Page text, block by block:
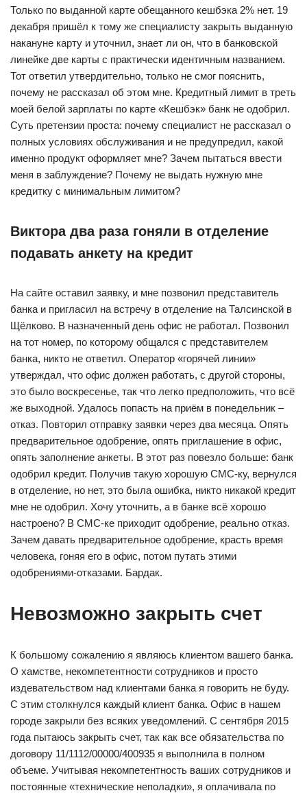
Только по выданной карте обещанного кешбэка 2% нет. 19
декабря пришёл к тому же специалисту закрыть выданную
накануне карту и уточнил, знает ли он, что в банковской
линейке две карты с практически идентичным названием.
Тот ответил утвердительно, только не смог пояснить,
почему не рассказал об этом мне. Кредитный лимит в треть
моей белой зарплаты по карте «Кешбэк» банк не одобрил.
Суть претензии проста: почему специалист не рассказал о
полных условиях обслуживания и не предупредил, какой
именно продукт оформляет мне? Зачем пытаться ввести
меня в заблуждение? Почему не выдать нужную мне
кредитку с минимальным лимитом?
Виктора два раза гоняли в отделение
подавать анкету на кредит
На сайте оставил заявку, и мне позвонил представитель
банка и пригласил на встречу в отделение на Талсинской в
Щёлково. В назначенный день офис не работал. Позвонил
на тот номер, по которому общался с представителем
банка, никто не ответил. Оператор «горячей линии»
утверждал, что офис должен работать, с другой стороны,
это было воскресенье, так что легко предположить, что всё
же выходной. Удалось попасть на приём в понедельник –
отказ. Повторил отправку заявки через два месяца. Опять
предварительное одобрение, опять приглашение в офис,
опять заполнение анкеты. В этот раз повезло больше: банк
одобрил кредит. Получив такую хорошую СМС-ку, вернулся
в отделение, но нет, это была ошибка, никто никакой кредит
мне не одобрил. Хочу уточнить, а в банке всё хорошо
настроено? В СМС-ке приходит одобрение, реально отказ.
Зачем давать предварительное одобрение, красть время
человека, гоняя его в офис, потом путать этими
одобрениями-отказами. Бардак.
Невозможно закрыть счет
К большому сожалению я являюсь клиентом вашего банка.
О хамстве, некомпетентности сотрудников и просто
издевательством над клиентами банка я говорить не буду.
С этим столкнулся каждый клиент банка. Офис в нашем
городе закрыли без всяких уведомлений. С сентября 2015
года пытаюсь закрыть счет, так как все обязательства по
договору 11/1112/00000/400935 я выполнила в полном
объеме. Учитывая некомпетентность ваших сотрудников и
постоянные «технические неполадки», я оплачивала по